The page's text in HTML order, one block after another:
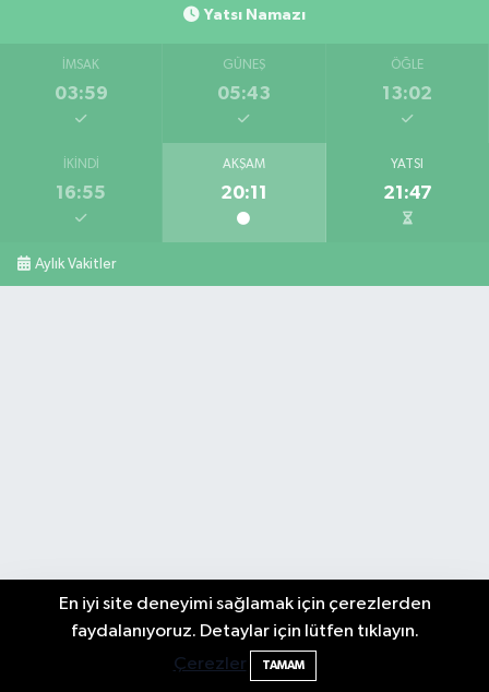
Yatsı Namazı
İMSAK
03:59
GÜNEŞ
05:43
ÖĞLE
13:02
İKINDI
16:55
AKŞAM
20:11
YATSI
21:47
Aylık Vakitler
En iyi site deneyimi sağlamak için çerezlerden
faydalanıyoruz. Detaylar için lütfen tıklayın.
Çerezler
TAMAM
2 Buzağı Hediyeli Bal Festivalinde Hande
Ünsal Sahne Alacak